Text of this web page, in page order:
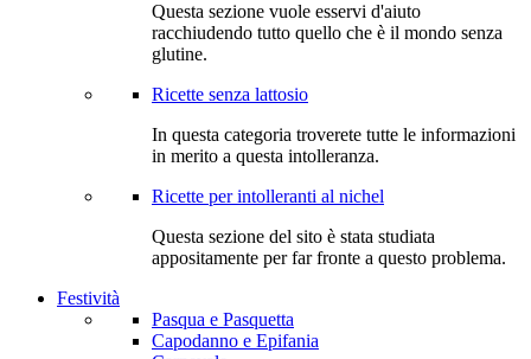
Questa sezione vuole esservi d'aiuto
racchiudendo tutto quello che è il mondo senza
glutine.
Ricette senza lattosio
In questa categoria troverete tutte le informazioni
in merito a questa intolleranza.
Ricette per intolleranti al nichel
Questa sezione del sito è stata studiata
appositamente per far fronte a questo problema.
Festività
Pasqua e Pasquetta
Capodanno e Epifania